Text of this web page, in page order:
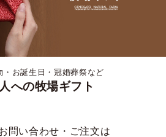
・お誕生日・冠婚葬祭など
への牧場ギフト
問い合わせ・ご注文は